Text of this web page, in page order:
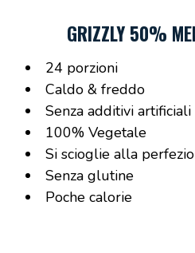
GRIZZLY 50%
24 porzioni
Caldo & freddo
Senza additivi artificiali
100% Vegetale
Si scioglie alla
Senza glutine
Poche calorie